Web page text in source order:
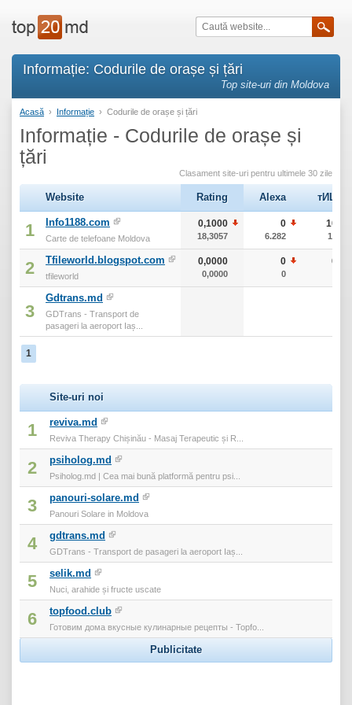
Informație: Codurile de orașe și țări
Top site-uri din Moldova
Acasă › Informație › Codurile de orașe și țări
Informație - Codurile de orașe și
țări
Clasament site-uri pentru ultimele 30 zile
Website Rating Alexa тИЦ
1 Info1188.com
Carte de telefoane Moldova
0,1000
18,3057
0
6.282
10
10
2 Tfileworld.blogspot.com
tfileworld
0,0000
0,0000
0
0
0
3
Gdtrans.md
GDTrans - Transport de
pasageri la aeroport Iaș...
1
Site-uri noi
1 reviva.md
Reviva Therapy Chișinău - Masaj Terapeutic și R...
2 psiholog.md
Psiholog.md | Cea mai bună platformă pentru psi...
3 panouri-solare.md
Panouri Solare in Moldova
4 gdtrans.md
GDTrans - Transport de pasageri la aeroport Iaș...
5 selik.md
Nuci, arahide și fructe uscate
6 topfood.club
Готовим дома вкусные кулинарные рецепты - Topfo...
Publicitate